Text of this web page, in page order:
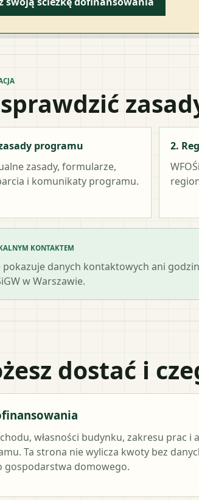
programu
zasady, formularze,
i komunikaty programu.
2.
KONTAKTEM
danych kontaktowych ani
w Warszawie.
dostać i
własności budynku, zakresu prac i
Ta strona nie wylicza kwoty bez
gospodarstwa domowego.